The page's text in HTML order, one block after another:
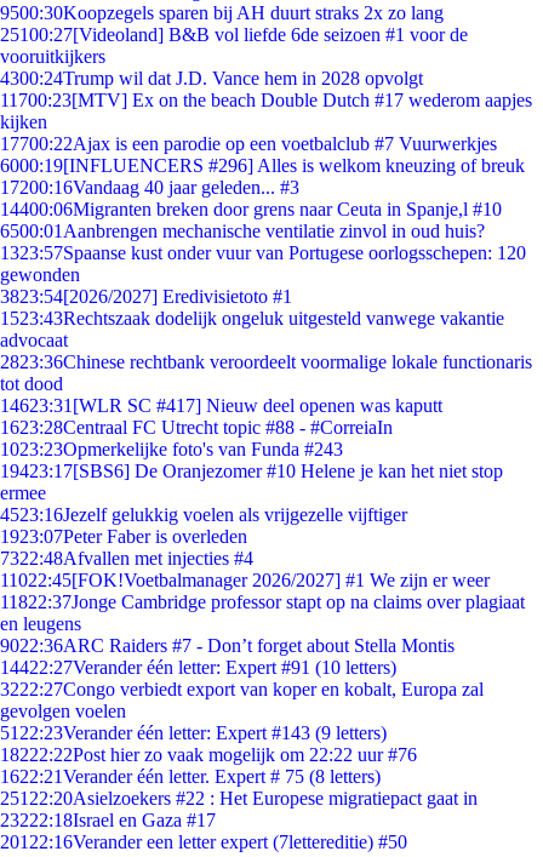
9500:30Koopzegels sparen bij AH duurt straks 2x zo lang
25100:27[Videoland] B&B vol liefde 6de seizoen #1 voor de
vooruitkijkers
4300:24Trump wil dat J.D. Vance hem in 2028 opvolgt
11700:23[MTV] Ex on the beach Double Dutch #17 wederom aapjes
kijken
17700:22Ajax is een parodie op een voetbalclub #7 Vuurwerkjes
6000:19[INFLUENCERS #296] Alles is welkom kneuzing of breuk
17200:16Vandaag 40 jaar geleden... #3
14400:06Migranten breken door grens naar Ceuta in Spanje,l #10
6500:01 Aanbrengen mechanische ventilatie zinvol in oud huis?
1323:57Spaanse kust onder vuur van Portugese oorlogsschepen: 120
gewonden
3823:54[2026/2027] Eredivisietoto #1
1523:43Rechtszaak dodelijk ongeluk uitgesteld vanwege vakantie
advocaat
2823:36Chinese rechtbank veroordeelt voormalige lokale functionaris
tot dood
14623:31 [WLR SC #417] Nieuw deel openen was kaputt
1623:28Centraal FC Utrecht topic #88 - #CorreiaIn
1023:23Opmerkelijke foto's van Funda #243
19423:17[SBS6] De Oranjezomer #10 Helene je kan het niet stop
ermee
4523:16Jezelf gelukkig voelen als vrijgezelle vijftiger
1923:07Peter Faber is overleden
7322:48Afvallen met injecties #4
11022:45[FOK!Voetbalmanager 2026/2027] #1 We zijn er weer
11822:37Jonge Cambridge professor stapt op na claims over plagiaat
en leugens
9022:36ARC Raiders #7 - Don’t forget about Stella Montis
14422:27Verander één letter: Expert #91 (10 letters)
3222:27Congo verbiedt export van koper en kobalt, Europa zal
gevolgen voelen
51 22:23Verander één letter: Expert #143 (9 letters)
18222:22Post hier zo vaak mogelijk om 22:22 uur #76
1622:21Verander één letter. Expert # 75 (8 letters)
251 22:20Asielzoekers #22 : Het Europese migratiepact gaat in
23222:18Israel en Gaza #17
201 22:16Verander een letter expert (7lettereditie) #50